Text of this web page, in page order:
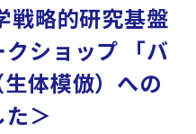
戦略的研究基盤
ショップ 「バ
体模倣）への
＞